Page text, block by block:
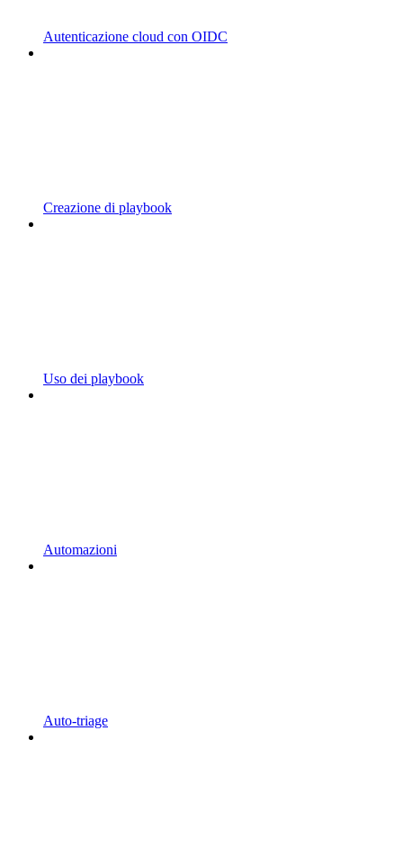
Autenticazione cloud con OIDC
Creazione di playbook
Uso dei playbook
Automazioni
Auto-triage